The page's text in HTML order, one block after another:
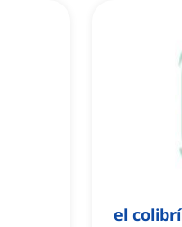
el colibrí